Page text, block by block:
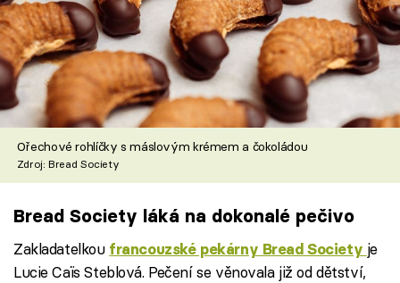
Ořechové rohlíčky s máslovým krémem a čokoládou
Zdroj: Bread Society
Bread Society láká na dokonalé pečivo
Zakladatelkou francouzské pekárny Bread Society je
Lucie Caïs Steblová. Pečení se věnovala již od dětství,